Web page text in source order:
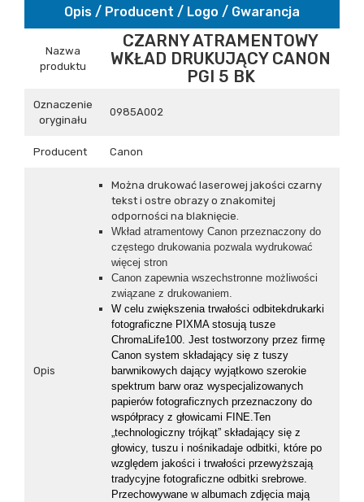
Opis / Producent / Logo / Gwarancja
Nazwa
produktu
CZARNY ATRAMENTOWY
WKŁAD DRUKUJĄCY CANON
PGI 5 BK
Oznaczenie
oryginału
0985A002
Producent Canon
Opis
Można drukować laserowej jakości czarny
tekst i ostre obrazy o znakomitej
odporności na blaknięcie.
Wkład atramentowy Canon przeznaczony do
częstego drukowania pozwala wydrukować
więcej stron
Canon zapewnia wszechstronne możliwości
związane z drukowaniem.
W celu zwiększenia trwałości odbitekdrukarki
fotograficzne PIXMA stosują tusze
ChromaLife100. Jest tostworzony przez firmę
Canon system składający się z tuszy
barwnikowych dający wyjątkowo szerokie
spektrum barw oraz wyspecjalizowanych
papierów fotograficznych przeznaczony do
współpracy z głowicami FINE.Ten
„technologiczny trójkąt” składający się z
głowicy, tuszu i nośnikadaje odbitki, które po
względem jakości i trwałości przewyższają
tradycyjne fotograficzne odbitki srebrowe.
Przechowywane w albumach zdjęcia mają